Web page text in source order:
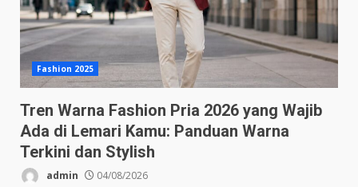
Fashion 2025
Tren Warna Fashion Pria 2026 yang Wajib
Ada di Lemari Kamu: Panduan Warna
Terkini dan Stylish
admin 04/08/2026